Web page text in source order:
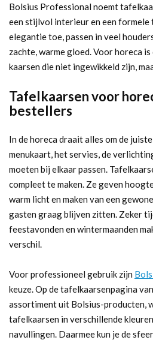
Bolsius Professional noemt
een stijlvol interieur en een
elegantie toe, passen in veel
zachte, warme gloed. Voor horeca
kaarsen die niet ingewikkeld zijn,
Tafelkaarsen voor
bestellers
In de horeca draait alles om de
menukaart, het servies, de
moeten bij elkaar passen.
compleet te maken. Ze geven
warm licht en maken van een
gasten graag blijven zitten. Zeker
feestavonden en wintermaanden
verschil.
Voor professioneel gebruik zijn
keuze. Op de tafelkaarsenpagina
assortiment uit Bolsius-producten,
tafelkaarsen in verschillende
navullingen. Daarmee kun je de